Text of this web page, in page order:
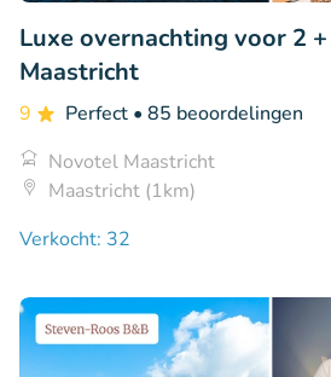
Luxe overnachting voor 2
Maastricht
9 Perfect • 85 beoordelingen
Novotel Maastricht
Maastricht (1km)
Verkocht: 32